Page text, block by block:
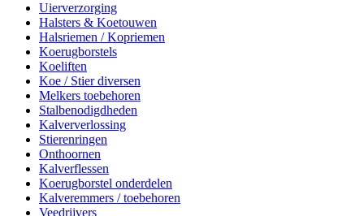
Uierverzorging
Halsters & Koetouwen
Halsriemen / Kopriemen
Koerugborstels
Koeliften
Koe / Stier diversen
Melkers toebehoren
Stalbenodigdheden
Kalververlossing
Stierenringen
Onthoornen
Kalverflessen
Koerugborstel onderdelen
Kalveremmers / toebehoren
Veedrijvers